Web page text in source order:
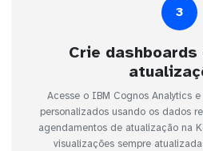
3
Crie
Acesse o IBM Cognos Analytics
personalizados usando os dados
agendamentos de atualização na
visualizações sempre